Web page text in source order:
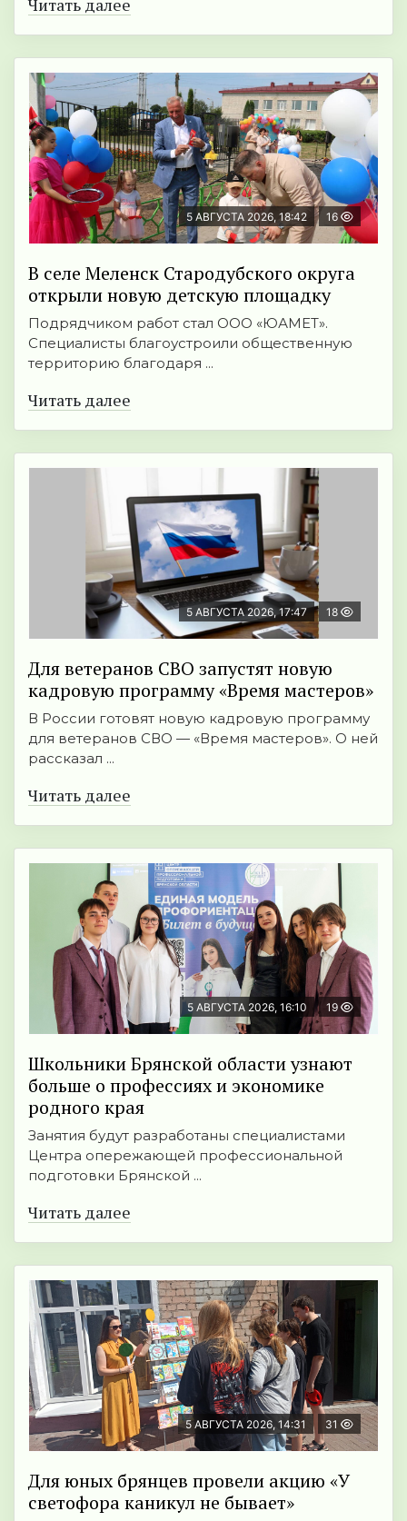
Читать далее
5 АВГУСТА 2026, 18:42 16
В селе Меленск Стародубского округа
открыли новую детскую площадку
Подрядчиком работ стал ООО «ЮАМЕТ».
Специалисты благоустроили общественную
территорию благодаря ...
Читать далее
5 АВГУСТА 2026, 17:47 18
Для ветеранов СВО запустят новую
кадровую программу «Время мастеров»
В России готовят новую кадровую программу
для ветеранов СВО — «Время мастеров». О ней
рассказал ...
Читать далее
5 АВГУСТА 2026, 16:10 19
Школьники Брянской области узнают
больше о профессиях и экономике
родного края
Занятия будут разработаны специалистами
Центра опережающей профессиональной
подготовки Брянской ...
Читать далее
5 АВГУСТА 2026, 14:31 31
Для юных брянцев провели акцию «У
светофора каникул не бывает»